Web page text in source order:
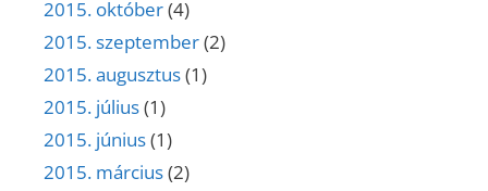
2015. október(4)
2015. szeptember(2)
2015. augusztus(1)
2015. július(1)
2015. június(1)
2015. március(2)